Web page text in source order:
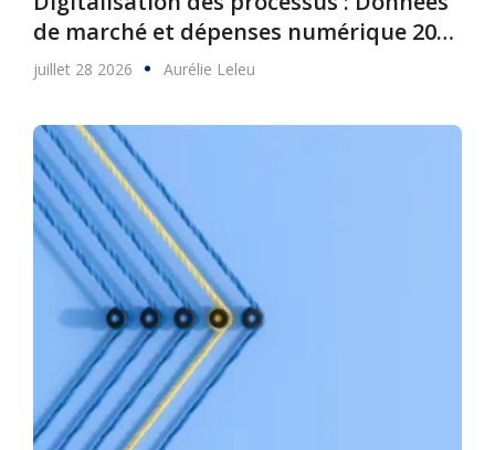
de marché et dépenses numérique 2025
à 2030
juillet 28 2026 Aurélie Leleu